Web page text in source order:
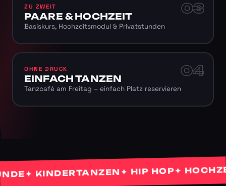
03
ZU ZWEIT
PAARE & HOCHZEIT
Basiskurs, Hochzeitsmodul & Privatstunden
04
OHNE DRUCK
EINFACH TANZEN
Tanzcafé am Freitag – einfach Platz reservieren
✦ KINDERTANZEN✦ HIP HOP ✦